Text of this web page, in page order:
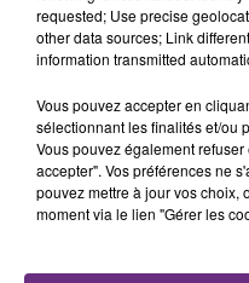
You Are Not Alone
12h35
12h35
requested; Use precise
other data sources; Link
information transmitted
Vous pouvez accepter en
sélectionnant les finalités et/ou
Vous pouvez également
accepter". Vos préférences ne
pouvez mettre à jour vos choix,
moment via le lien "Gérer les